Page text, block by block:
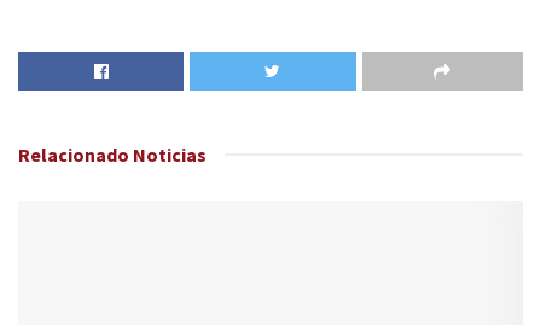
Relacionado Noticias